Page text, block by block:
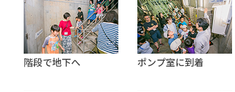
階段で地下へ ポンプ室に到着